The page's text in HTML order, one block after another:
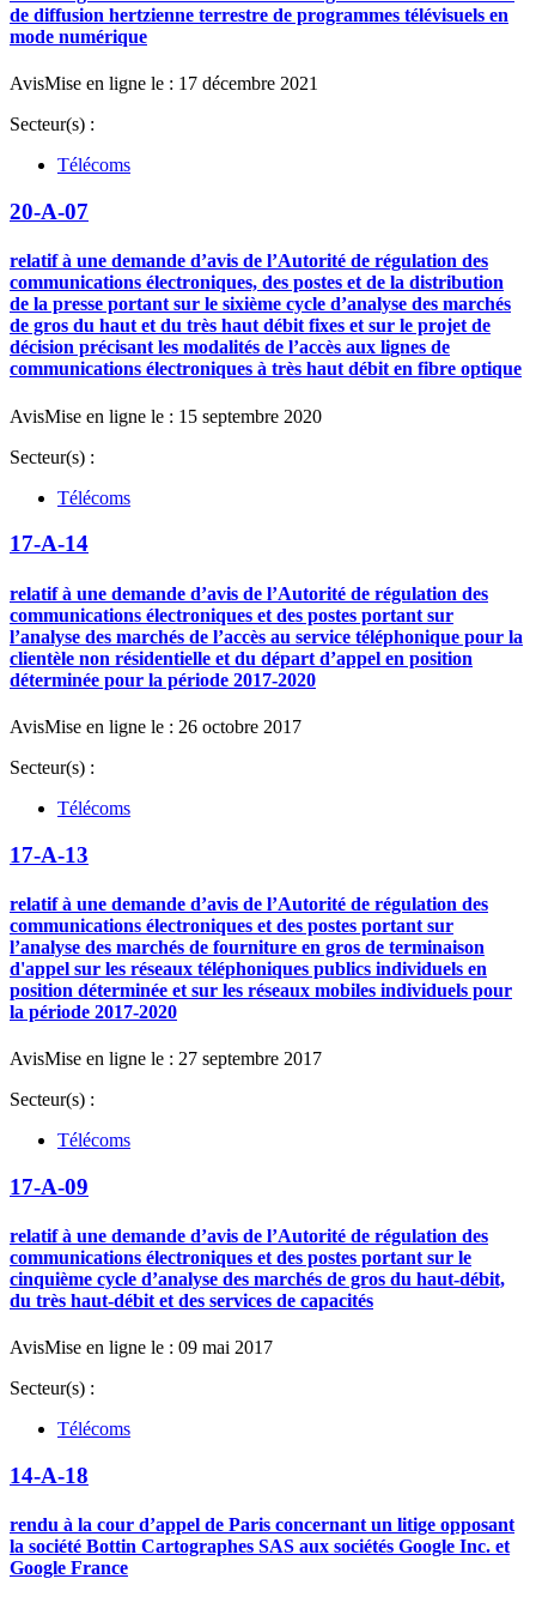
de diffusion hertzienne terrestre de programmes télévisuels en
mode numérique
AvisMise en ligne le : 17 décembre 2021
Secteur(s) :
Télécoms
20-A-07
relatif à une demande d’avis de l’Autorité de régulation des
communications électroniques, des postes et de la distribution
de la presse portant sur le sixième cycle d’analyse des marchés
de gros du haut et du très haut débit fixes et sur le projet de
décision précisant les modalités de l’accès aux lignes de
communications électroniques à très haut débit en fibre optique
AvisMise en ligne le : 15 septembre 2020
Secteur(s) :
Télécoms
17-A-14
relatif à une demande d’avis de l’Autorité de régulation des
communications électroniques et des postes portant sur
l’analyse des marchés de l’accès au service téléphonique pour la
clientèle non résidentielle et du départ d’appel en position
déterminée pour la période 2017-2020
AvisMise en ligne le : 26 octobre 2017
Secteur(s) :
Télécoms
17-A-13
relatif à une demande d’avis de l’Autorité de régulation des
communications électroniques et des postes portant sur
l’analyse des marchés de fourniture en gros de terminaison
d'appel sur les réseaux téléphoniques publics individuels en
position déterminée et sur les réseaux mobiles individuels pour
la période 2017-2020
AvisMise en ligne le : 27 septembre 2017
Secteur(s) :
Télécoms
17-A-09
relatif à une demande d’avis de l’Autorité de régulation des
communications électroniques et des postes portant sur le
cinquième cycle d’analyse des marchés de gros du haut-débit,
du très haut-débit et des services de capacités
AvisMise en ligne le : 09 mai 2017
Secteur(s) :
Télécoms
14-A-18
rendu à la cour d’appel de Paris concernant un litige opposant
la société Bottin Cartographes SAS aux sociétés Google Inc. et
Google France